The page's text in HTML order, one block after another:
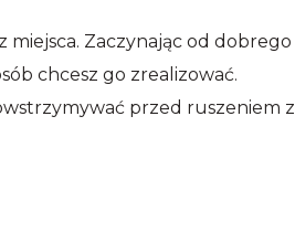
miejsca. Zaczynając od dobrego
chcesz go zrealizować.
przed ruszeniem z